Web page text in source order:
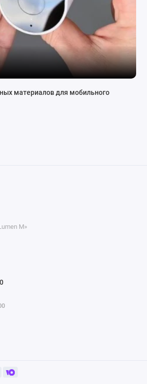
материалов для мобильного
M»